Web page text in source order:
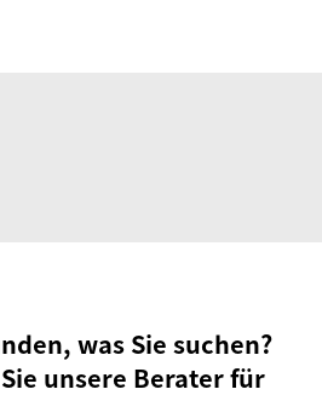
was Sie suchen?
unsere Berater für